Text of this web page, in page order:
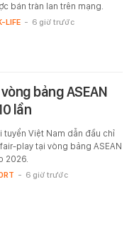
bán tràn lan trên mạng.
LIFE - 6 giờ trước
bảng ASEAN
lần
tuyển Việt Nam dẫn đầu chỉ
play tại vòng bảng ASEAN
2026.
- 6 giờ trước